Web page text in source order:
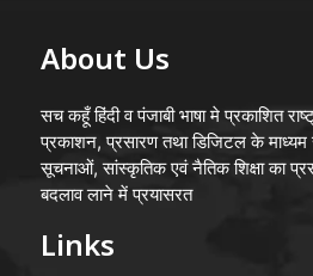
About Us
सच कहूँ हिंदी व पंजाबी भाषा मे प्रकाशित
प्रकाशन, प्रसारण तथा डिजिटल के माध्यम
सूचनाओं, सांस्कृतिक एवं नैतिक शिक्षा का
बदलाव लाने में प्रयासरत
Links